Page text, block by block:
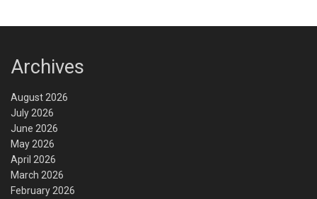
Archives
August 2026
July 2026
June 2026
May 2026
April 2026
March 2026
February 2026